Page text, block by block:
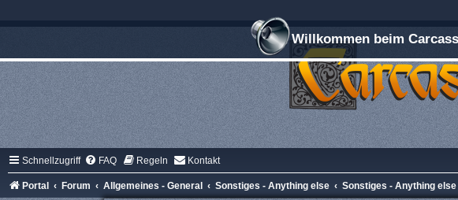
Willkommen beim
Schnellzugriff FAQ Regeln Kontakt
Portal Forum Allgemeines - General Sonstiges - Anything else Sonstiges - Anything else